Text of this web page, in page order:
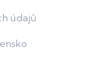
údajů